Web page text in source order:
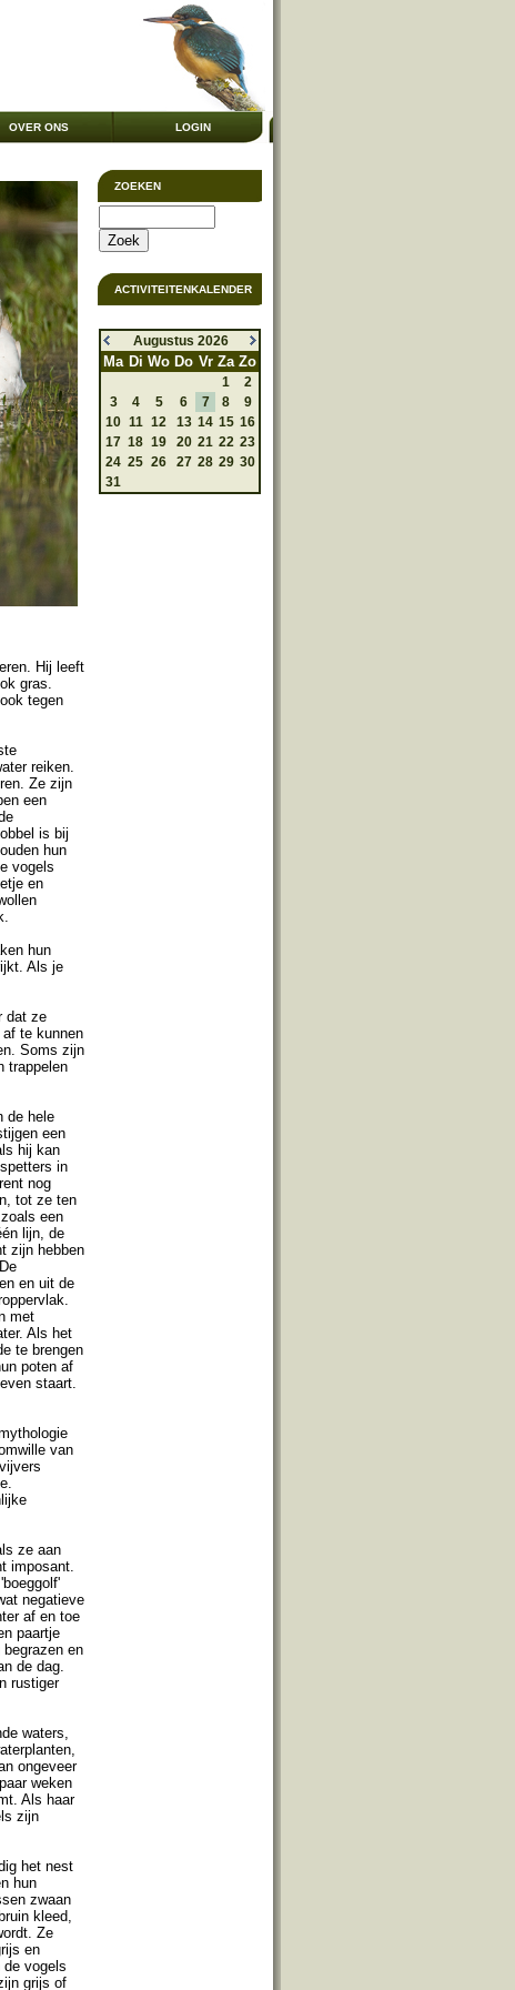
OVER ONS LOGIN
Hij leeft
gras.
tegen
reiken.
Ze zijn
een
is bij
hun
vogels
en
hun
Als je
dat ze
te kunnen
Soms zijn
trappelen
de hele
een
hij kan
in
nog
tot ze ten
een
lijn, de
zijn hebben
en uit de
met
Als het
te brengen
poten af
staart.
van
ze aan
imposant.
negatieve
af en toe
paartje
en
de dag.
rustiger
waters,
ongeveer
weken
Als haar
zijn
het nest
hun
zwaan
kleed,
Ze
en
vogels
grijs of
ZOEKEN
ACTIVITEITENKALENDER
Augustus 2026
Ma Di Wo Do Vr Za Zo
1
2
3
4 5 6 7 8
9
10 11 12 13 14 15 16
17 18 19 20 21 22 23
24 25 26 27 28 29 30
31